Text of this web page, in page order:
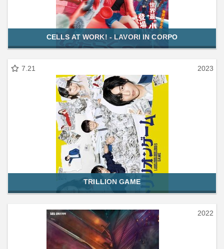
CELLS AT WORK! - LAVORI IN CORPO
7.21 2023
TRILLION GAME
2022